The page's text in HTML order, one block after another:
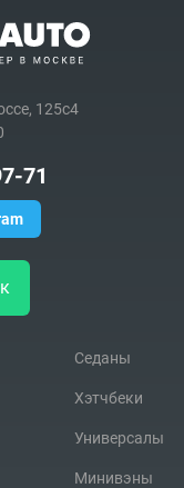
125с4
71
Седаны
Хэтчбеки
Универсалы
Минивэны